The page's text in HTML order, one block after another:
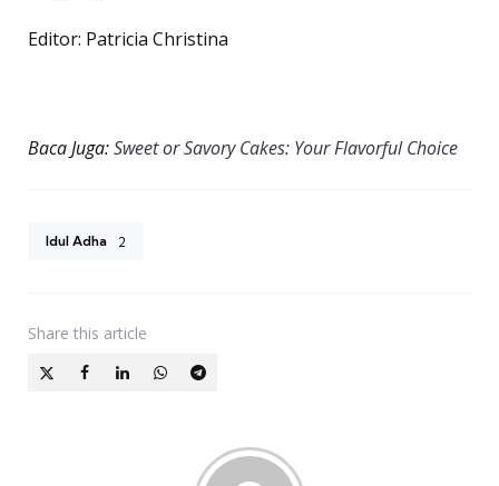
Editor: Patricia Christina
Baca Juga:Sweet or Savory Cakes: Your Flavorful Choice
Idul Adha 2
Share this article